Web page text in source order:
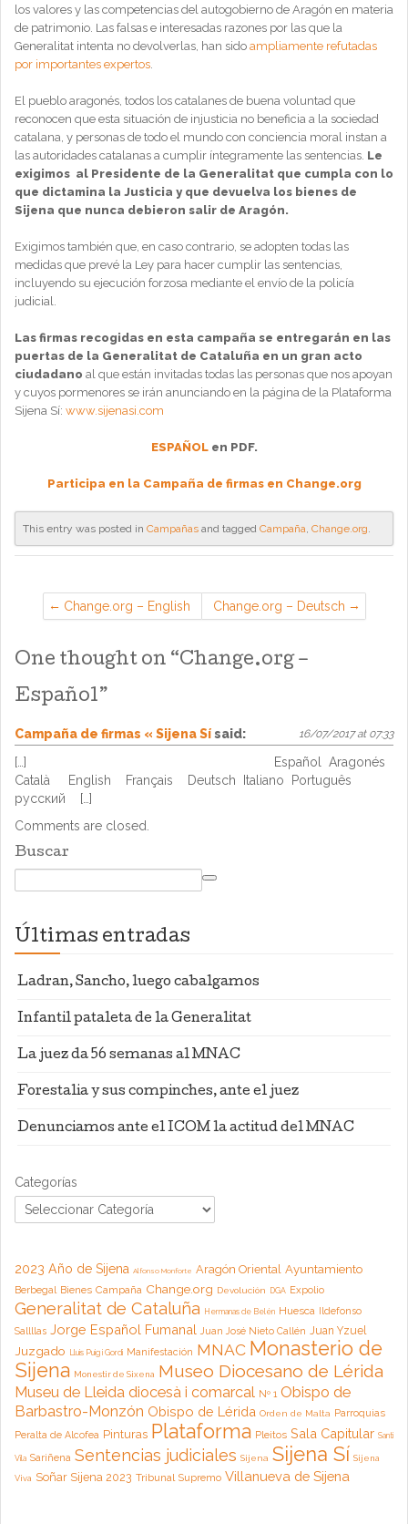
los valores y las competencias del autogobierno de Aragón en materia
de patrimonio. Las falsas e interesadas razones por las que la
Generalitat intenta no devolverlas, han sido ampliamente refutadas
por importantes expertos.
El pueblo aragonés, todos los catalanes de buena voluntad que
reconocen que esta situación de injusticia no beneficia a la sociedad
catalana, y personas de todo el mundo con conciencia moral instan a
las autoridades catalanas a cumplir íntegramente las sentencias. Le
exigimos al Presidente de la Generalitat que cumpla con lo
que dictamina la Justicia y que devuelva los bienes de
Sijena que nunca debieron salir de Aragón.
Exigimos también que, en caso contrario, se adopten todas las
medidas que prevé la Ley para hacer cumplir las sentencias,
incluyendo su ejecución forzosa mediante el envío de la policía
judicial.
Las firmas recogidas en esta campaña se entregarán en las
puertas de la Generalitat de Cataluña en un gran acto
ciudadano al que están invitadas todas las personas que nos apoyan
y cuyos pormenores se irán anunciando en la página de la Plataforma
Sijena Sí: www.sijenasi.com
ESPAÑOLen PDF.
Participa en la Campaña de firmas en Change.org
This entry was posted in Campañas and tagged Campaña, Change.org.
Change.org – English Change.org – Deutsch
One thought on “Change.org –
Español”
Campaña de firmas « Sijena Sísaid: 16/07/2017 at 07:33
[…] Español Aragonés
Català English Français Deutsch Italiano Português
pусский […]
Comments are closed.
Buscar
Últimas entradas
Ladran, Sancho, luego cabalgamos
Infantil pataleta de la Generalitat
La juez da 56 semanas al MNAC
Forestalia y sus compinches, ante el juez
Denunciamos ante el ICOM la actitud del MNAC
Categorías
2023 Año de Sijena Alfonso Monforte Aragón Oriental Ayuntamiento
Berbegal Bienes Campaña Change.org Devolución DGA Expolio
Generalitat de Cataluña Hermanas de Belén Huesca
Ildefonso
Sallllas Jorge Español Fumanal Juan José Nieto Callén Juan Yzuel
Juzgado Lluis Puig i Gordi Manifestación MNAC Monasterio de
Sijena Monestir de Sixena Museo Diocesano de Lérida
Museu de Lleida diocesà i comarcal Nº 1 Obispo de
Barbastro-Monzón Obispo de Lérida Orden de Malta Parroquias
Peralta de Alcofea Pinturas Plataforma Pleitos Sala Capitular Santi
Vila Sariñena Sentencias judiciales Sijena Sijena Sí Sijena
Viva Soñar Sijena 2023 Tribunal Supremo Villanueva de Sijena